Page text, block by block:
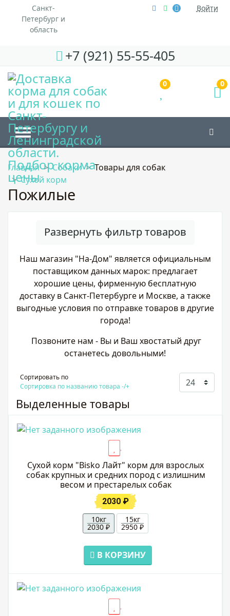
Санкт-
Петербург и
область
Войти
+7 (921) 55-55-405
0 0
Главная Собаки
Товары для собак
Сухой корм
Пожилые
Развернуть фильтр товаров
Наш магазин "На-Дом" является официальным
поставщиком данных марок: предлагает
хорошие цены, фирменную бесплатную
доставку в Санкт-Петербурге и Москве, а также
выгодные условия по отправке товаров в другие
города!
Позвоните нам - Вы и Ваш хвостатый друг
останетесь довольными!
Сортировать по
Сортировка по названию товара -/+
Выделенные товары
Сухой корм "Bisko Лайт" корм для взрослых
собак крупных и средних пород с излишним
весом и престарелых собак
2030 ₽
10кг
2030 ₽
15кг
2950 ₽
В КОРЗИНУ